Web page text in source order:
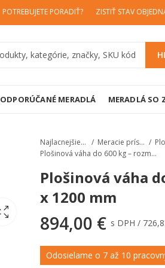
POTREBUJETE PORADIŤ? ZISTIŤ STAV
ODPORÚČANÉ MERADLÁ MERADLÁ SO
Najlacnejšiemeradlá.sk Meracie prístroje
Plošinová váha do 600 kg – rozmer 1200 x 1200 mm
Plošinová váha
x 1200 mm
894,00 € s DPH /
Odosielame o 7 až 10